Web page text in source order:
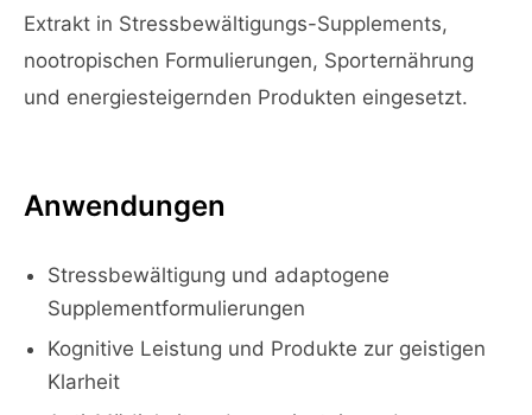
Extrakt in Stressbewältigungs-Supplements,
nootropischen Formulierungen, Sporternährung
und energiesteigernden Produkten eingesetzt.
Anwendungen
Stressbewältigung und adaptogene
Supplementformulierungen
Kognitive Leistung und Produkte zur geistigen
Klarheit